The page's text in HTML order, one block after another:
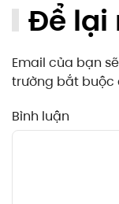
Để lại
Email của bạn
trường bắt buộc
Bình luận